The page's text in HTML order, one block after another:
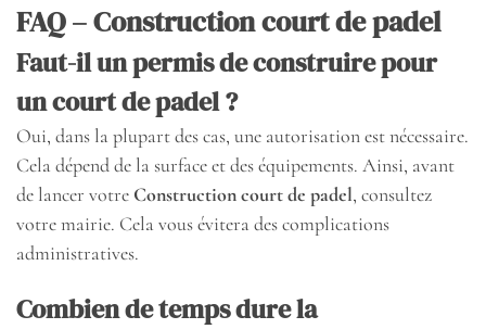
FAQ – Construction court de padel
Faut-il un permis de construire pour
un court de padel ?
Oui, dans la plupart des cas, une autorisation est nécessaire.
Cela dépend de la surface et des équipements. Ainsi, avant
de lancer votre Construction court de padel, consultez
votre mairie. Cela vous évitera des complications
administratives.
Combien de temps dure la